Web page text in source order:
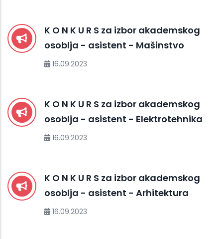
K O N K U R S za izbor akademskog
osoblja - asistent - Mašinstvo
16.09.2023
K O N K U R S za izbor akademskog
osoblja - asistent - Elektrotehnika
16.09.2023
K O N K U R S za izbor akademskog
osoblja - asistent - Arhitektura
16.09.2023